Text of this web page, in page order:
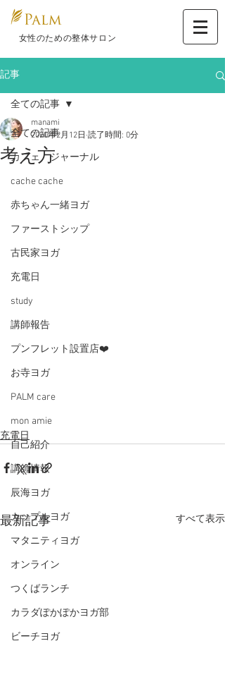
​ 女性のための整体サロン
記事
全ての記事
カフェ ジャーナル
cache cache
赤ちゃん一緒ヨガ
ファーストシップ
古民家ヨガ
充電日
study
講師報告
プンフレット設置店❤️
お寺ヨガ
PALM care
mon amie
自己紹介
講師情報
辰海ヨガ
カップルヨガ
マタニティヨガ
オンライン
つくばランチ
カラダぽかぽかヨガ部
ビーチヨガ
全ての記事
考え方
manami
2020年2月12日 読了時間: 0分
充電日
最新記事 すべて表示